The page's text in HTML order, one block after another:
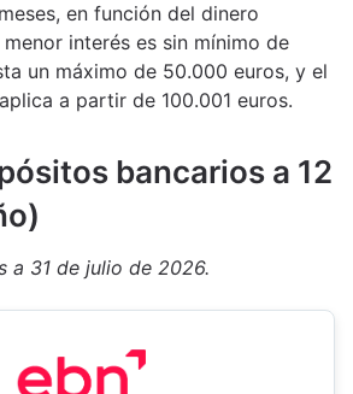
en función del dinero
interés es sin mínimo de
un máximo de 50.000 euros, y el
a partir de 100.001 euros.
bancarios a 12
a 31 de julio de 2026.